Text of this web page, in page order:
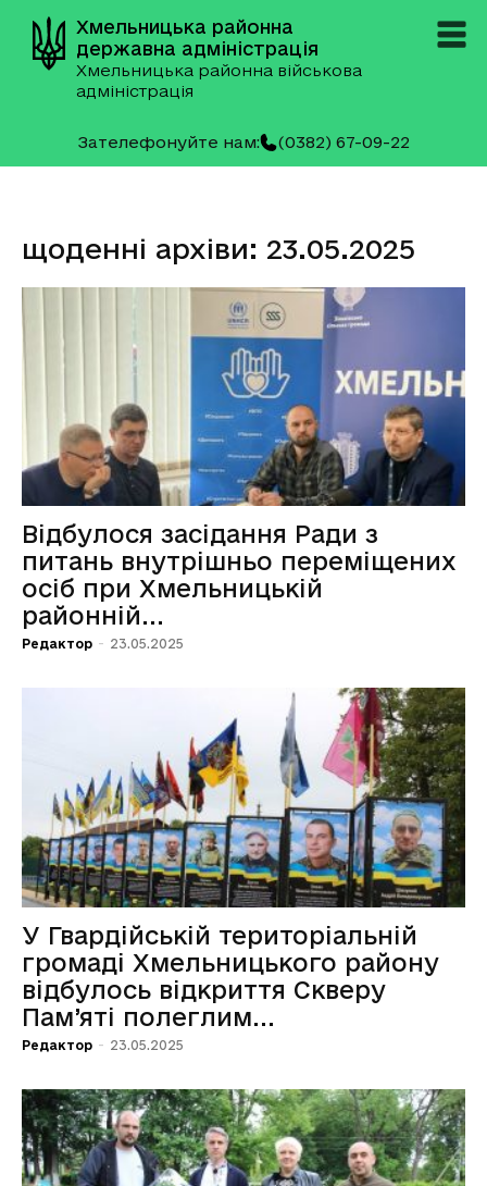
Хмельницька районна
державна адміністрація
Хмельницька районна військова
адміністрація
Зателефонуйте нам: (0382) 67-09-22
щоденні архіви: 23.05.2025
Відбулося засідання Ради з
питань внутрішньо переміщених
осіб при Хмельницькій
районній...
Редактор - 23.05.2025
У Гвардійській територіальній
громаді Хмельницького району
відбулось відкриття Скверу
Пам’яті полеглим...
Редактор - 23.05.2025